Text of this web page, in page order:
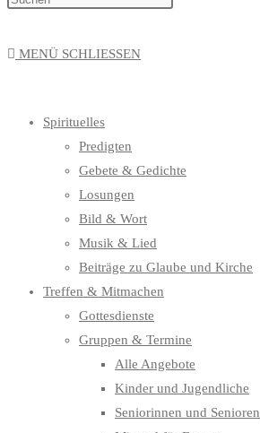
MENÜ SCHLIESSEN
Spirituelles
Predigten
Gebete & Gedichte
Losungen
Bild & Wort
Musik & Lied
Beiträge zu Glaube und Kirche
Treffen & Mitmachen
Gottesdienste
Gruppen & Termine
Alle Angebote
Kinder und Jugendliche
Seniorinnen und Senioren